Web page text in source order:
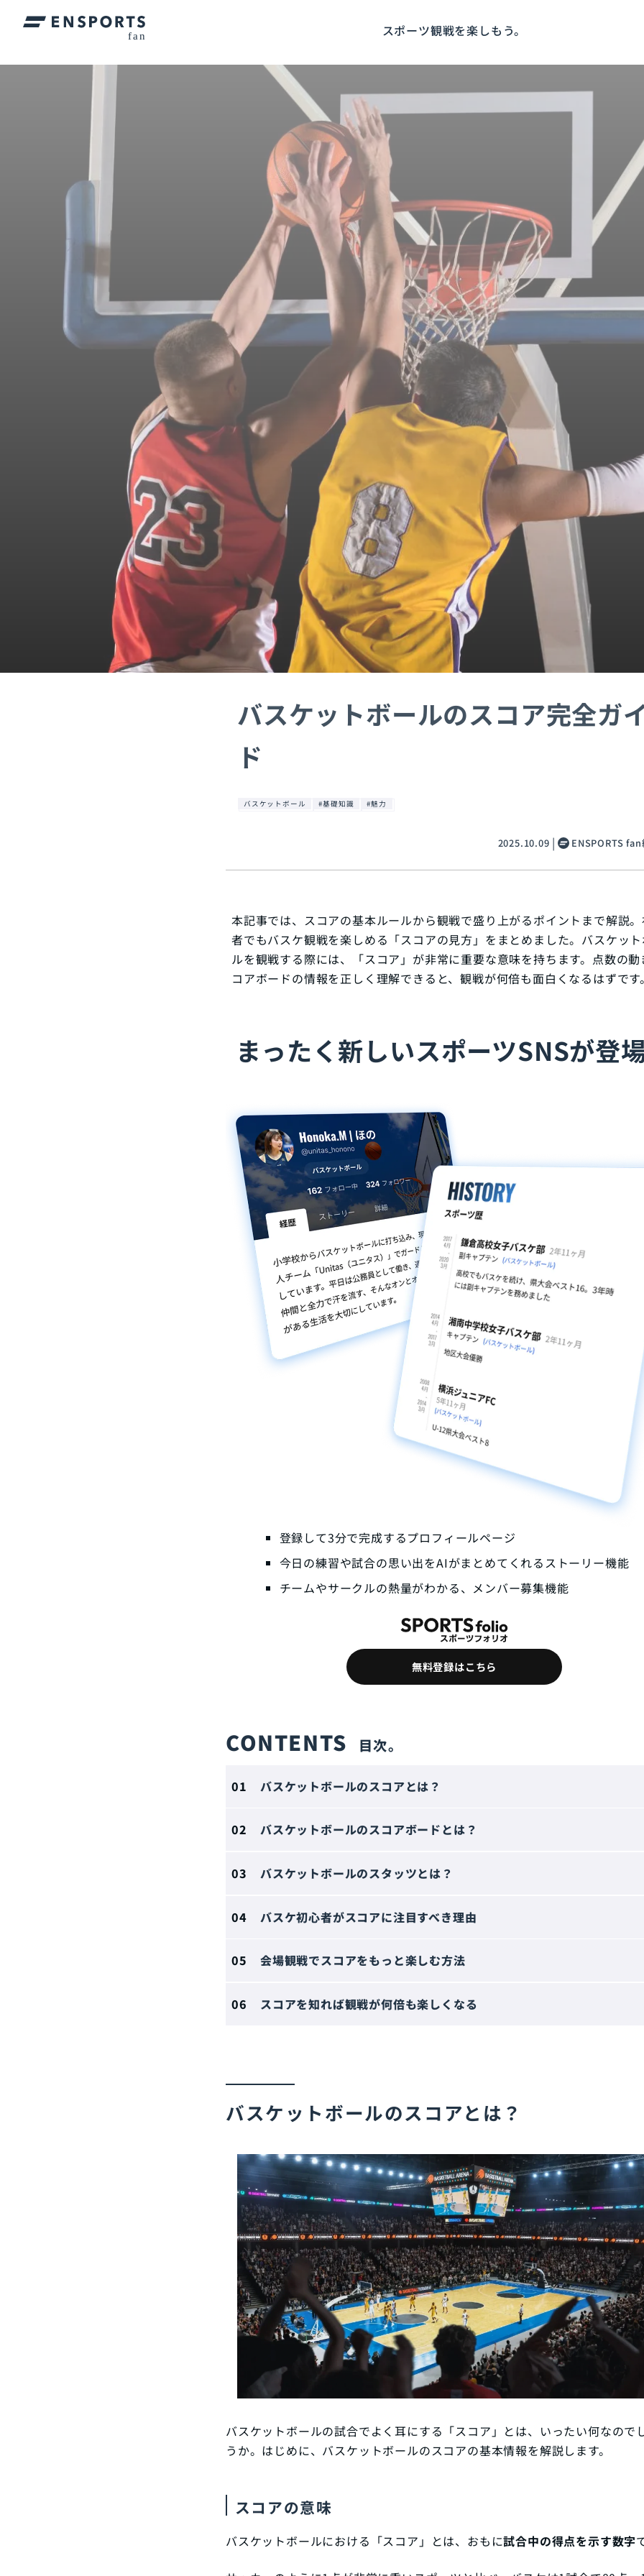
スポーツ観戦を楽しもう。
バスケットボールのスコア完全ガ
ド
バスケットボール #基礎知識 #魅力
2025.10.09 ENSPORTS
本記事では、スコアの基本ルールから観戦で盛り上がるポイントまで解説
者でもバスケ観戦を楽しめる「スコアの見方」をまとめました。バスケッ
ルを観戦する際には、「スコア」が非常に重要な意味を持ちます。点数の
コアボードの情報を正しく理解できると、観戦が何倍も面白くなるはずです
まったく新しいスポーツSNSが登
登録して3分で完成するプロフィールページ
今日の練習や試合の思い出をAIがまとめてくれるストーリー機能
チームやサークルの熱量がわかる、メンバー募集機能
無料登録はこちら
CONTENTS
バスケットボールのスコアとは？
バスケットボールのスコアボードとは？
バスケットボールのスタッツとは？
バスケ初心者がスコアに注目すべき理由
会場観戦でスコアをもっと楽しむ方法
スコアを知れば観戦が何倍も楽しくなる
バスケットボールのスコアとは？
バスケットボールの試合でよく耳にする「スコア」とは、いったい何なので
うか。はじめに、バスケットボールのスコアの基本情報を解説します。
スコアの意味
バスケットボールにおける「スコア」とは、おもに試合中の得点を示す数字